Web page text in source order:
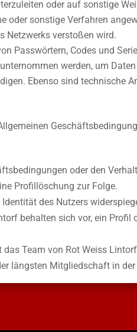
oder auf sonstige
oder sonstige Verfahren
Netzwerks verstoßen wird.
Passwörtern, Codes und
werden, um
Ebenso sind
oder den
Profillöschung zur Folge.
des Nutzers
behalten sich vor, ein
Team von Rot Weiss
längsten Mitgliedschaft in